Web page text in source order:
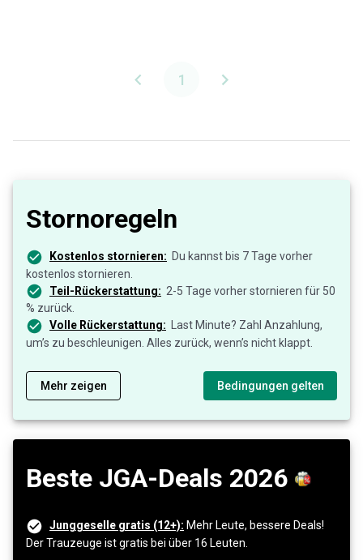
1
Stornoregeln
Kostenlos stornieren: Du kannst bis 7 Tage vorher
kostenlos stornieren.
Teil-Rückerstattung: 2-5 Tage vorher stornieren für 50
% zurück.
Volle Rückerstattung: Last Minute? Zahl Anzahlung,
um’s zu beschleunigen. Alles zurück, wenn’s nicht klappt.
Mehr zeigen Bedingungen gelten
Beste JGA-Deals 2026
Junggeselle gratis (12+): Mehr Leute, bessere Deals!
Der Trauzeuge ist gratis bei über 16 Leuten.